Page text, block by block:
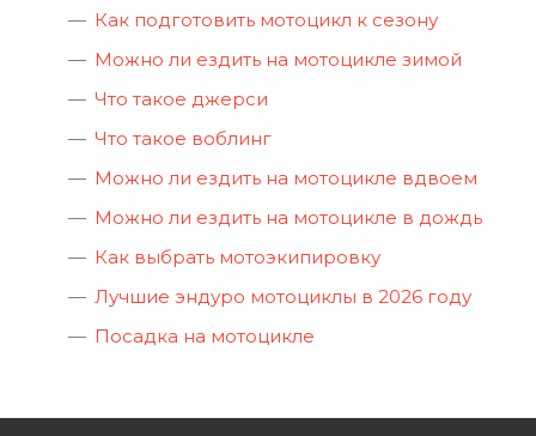
Как подготовить мотоцикл к сезону
Можно ли ездить на мотоцикле зимой
Что такое джерси
Что такое воблинг
Можно ли ездить на мотоцикле вдвоем
Можно ли ездить на мотоцикле в дождь
Как выбрать мотоэкипировку
Лучшие эндуро мотоциклы в 2026 году
Посадка на мотоцикле